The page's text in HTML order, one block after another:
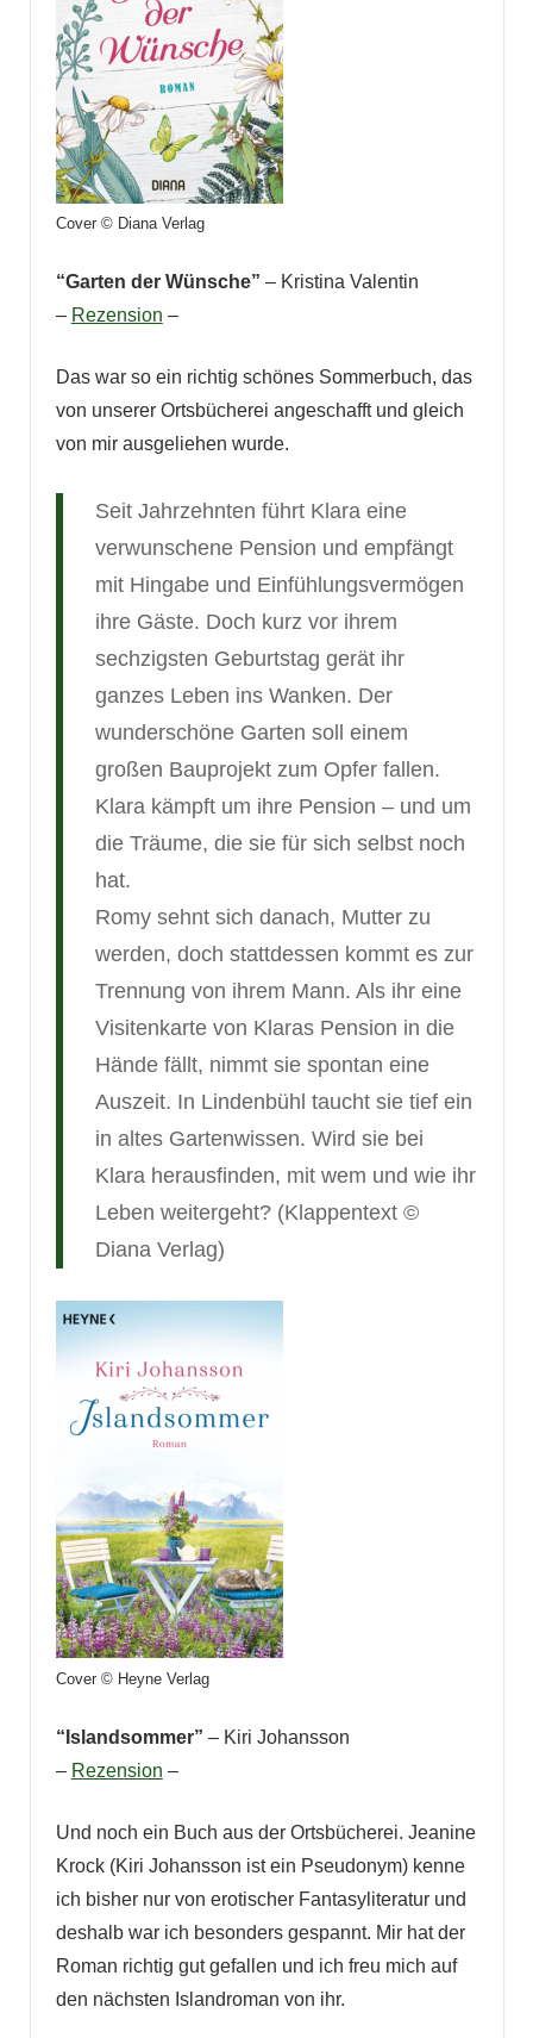
Cover © Diana Verlag
“Garten der Wünsche” – Kristina Valentin
– Rezension –
Das war so ein richtig schönes Sommerbuch, das
von unserer Ortsbücherei angeschafft und gleich
von mir ausgeliehen wurde.
Seit Jahrzehnten führt Klara eine
verwunschene Pension und empfängt
mit Hingabe und Einfühlungsvermögen
ihre Gäste. Doch kurz vor ihrem
sechzigsten Geburtstag gerät ihr
ganzes Leben ins Wanken. Der
wunderschöne Garten soll einem
großen Bauprojekt zum Opfer fallen.
Klara kämpft um ihre Pension – und um
die Träume, die sie für sich selbst noch
hat.
Romy sehnt sich danach, Mutter zu
werden, doch stattdessen kommt es zur
Trennung von ihrem Mann. Als ihr eine
Visitenkarte von Klaras Pension in die
Hände fällt, nimmt sie spontan eine
Auszeit. In Lindenbühl taucht sie tief ein
in altes Gartenwissen. Wird sie bei
Klara herausfinden, mit wem und wie ihr
Leben weitergeht? (Klappentext ©
Diana Verlag)
Cover © Heyne Verlag
“Islandsommer” – Kiri Johansson
– Rezension –
Und noch ein Buch aus der Ortsbücherei. Jeanine
Krock (Kiri Johansson ist ein Pseudonym) kenne
ich bisher nur von erotischer Fantasyliteratur und
deshalb war ich besonders gespannt. Mir hat der
Roman richtig gut gefallen und ich freu mich auf
den nächsten Islandroman von ihr.